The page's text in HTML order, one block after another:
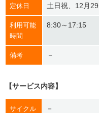
定休日 土日祝、12月
利用可能
時間
8:30～17:15
備考 －
【サービス内容】
サイクル
－